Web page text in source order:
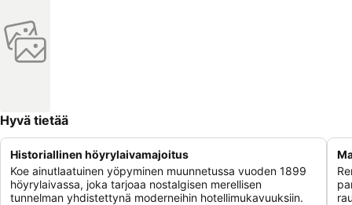
Hyvä tietää
Historiallinen höyrylaivamajoitus
Koe ainutlaatuinen yöpyminen muunnetussa vuoden 1899
höyrylaivassa, joka tarjoaa nostalgisen merellisen
tunnelman yhdistettynä moderneihin hotellimukavuuksiin.